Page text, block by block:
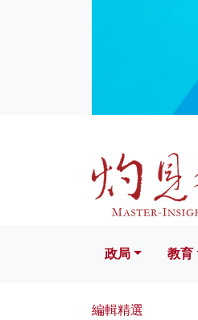
文化
政局 教育
編輯精選